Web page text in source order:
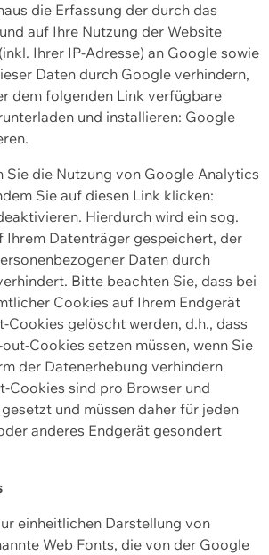
die Erfassung der durch das
auf Ihre Nutzung der Website
Ihrer IP-Adresse) an Google sowie
Daten durch Google verhindern,
dem folgenden Link verfügbare
und installieren: Google
Sie die Nutzung von Google Analytics
Sie auf diesen Link klicken:
Hierdurch wird ein sog.
Ihrem Datenträger gespeichert, der
Daten durch
Bitte beachten Sie, dass bei
Cookies auf Ihrem Endgerät
Cookies gelöscht werden, d.h., dass
Cookies setzen müssen, wenn Sie
der Datenerhebung verhindern
Cookies sind pro Browser und
und müssen daher für jeden
anderes Endgerät gesondert
einheitlichen Darstellung von
Web Fonts, die von der Google